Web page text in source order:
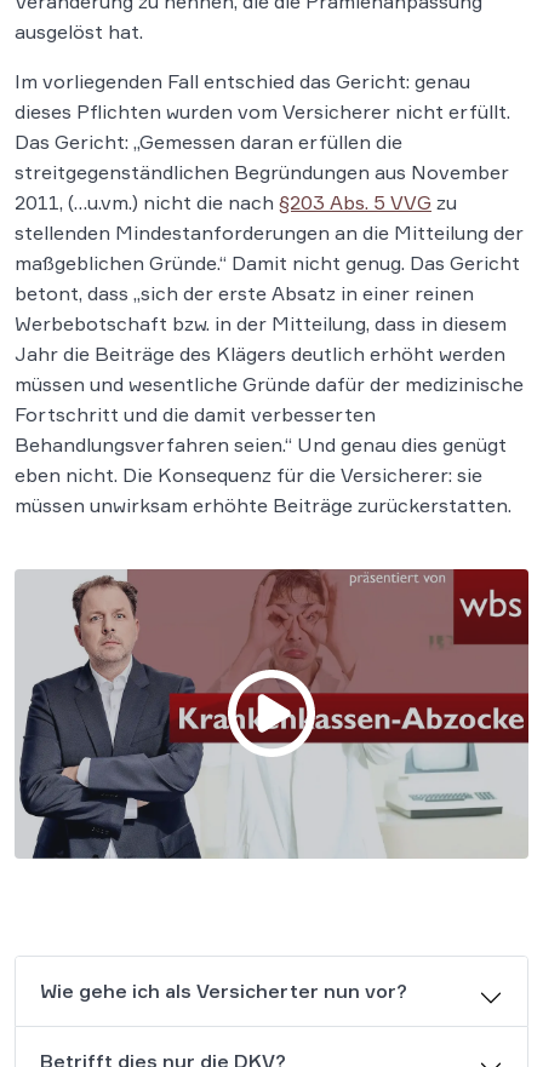
ausgelöst hat.
Im vorliegenden Fall entschied das Gericht: genau
dieses Pflichten wurden vom Versicherer nicht erfüllt.
Das Gericht: „Gemessen daran erfüllen die
streitgegenständlichen Begründungen aus November
2011, (…u.vm.) nicht die nach §203 Abs. 5 VVG zu
stellenden Mindestanforderungen an die Mitteilung der
maßgeblichen Gründe.“ Damit nicht genug. Das Gericht
betont, dass „sich der erste Absatz in einer reinen
Werbebotschaft bzw. in der Mitteilung, dass in diesem
Jahr die Beiträge des Klägers deutlich erhöht werden
müssen und wesentliche Gründe dafür der medizinische
Fortschritt und die damit verbesserten
Behandlungsverfahren seien.“ Und genau dies genügt
eben nicht. Die Konsequenz für die Versicherer: sie
müssen unwirksam erhöhte Beiträge zurückerstatten.
Wie gehe ich als Versicherter nun vor?
Betrifft dies nur die DKV?